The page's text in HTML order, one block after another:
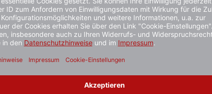
1 - 3 Wochen
6,99 €*
1 - 3 Wochen
7,49 €*